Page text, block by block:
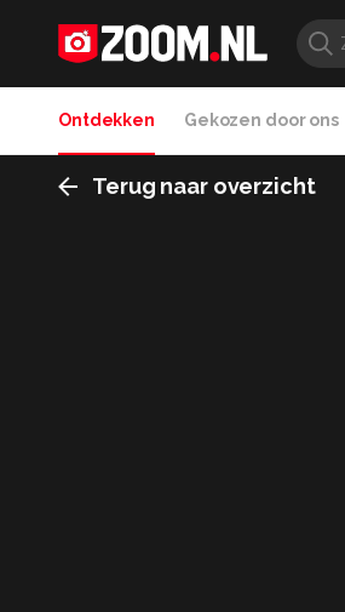
Ontdekken Gekozen door ons
Terug naar overzicht